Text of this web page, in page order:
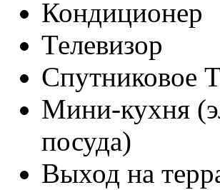
Кондиционер
Телевизор
Спутниковое
Мини-кухня
посуда)
Выход на